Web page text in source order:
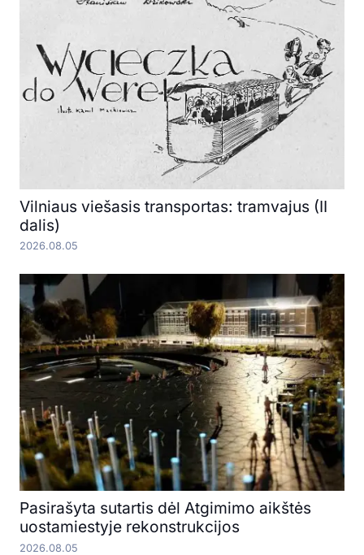
Vilniaus viešasis transportas: tramvajus (II
dalis)
2026.08.05
Pasirašyta sutartis dėl Atgimimo aikštės
uostamiestyje rekonstrukcijos
2026.08.05